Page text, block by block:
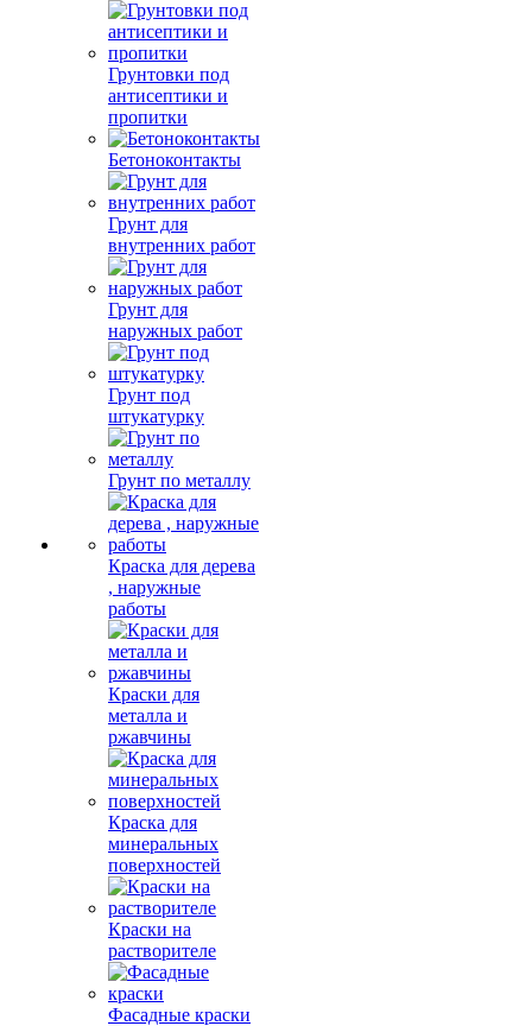
Грунтовки под
антисептики и
пропитки
Бетоноконтакты
Грунт для
внутренних работ
Грунт для
наружных работ
Грунт под
штукатурку
Грунт по металлу
Краска для дерева
, наружные
работы
Краски для
металла и
ржавчины
Краска для
минеральных
поверхностей
Краски на
растворителе
Фасадные краски